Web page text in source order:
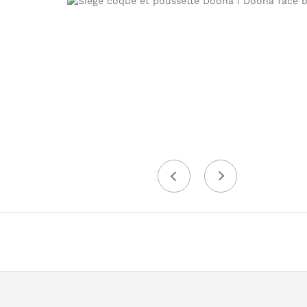
PrécédentSuivant